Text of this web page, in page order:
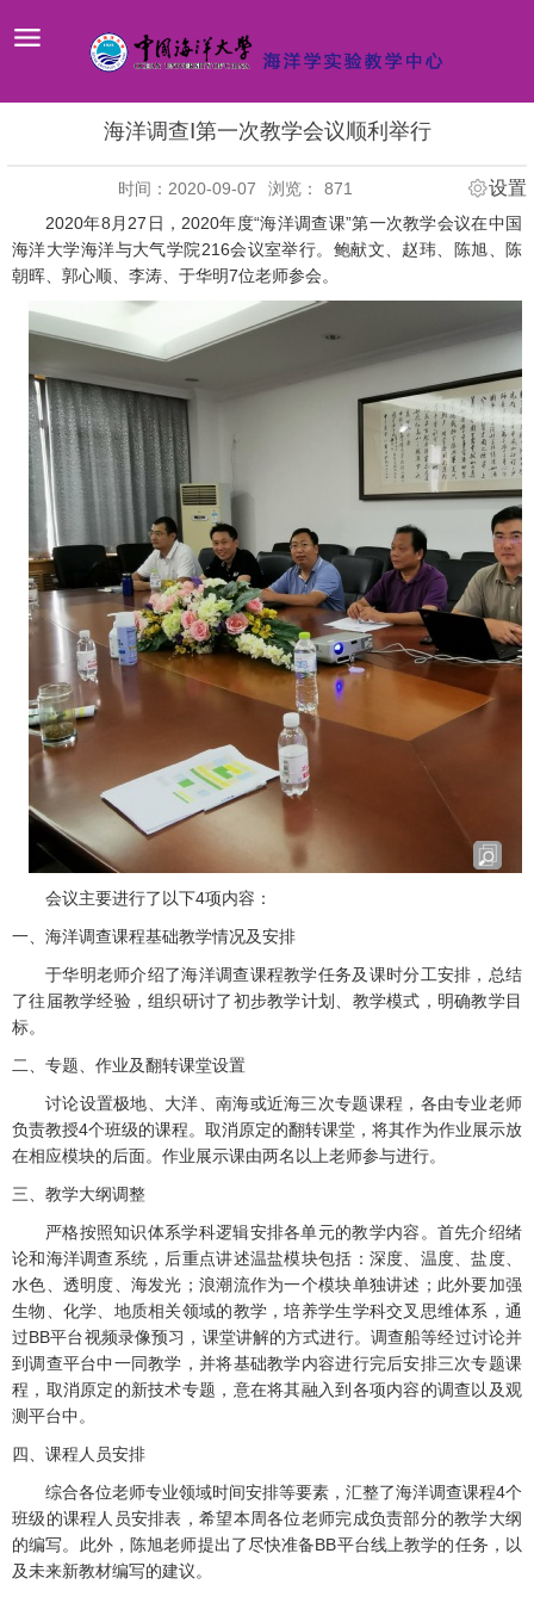
海洋调查Ⅰ第一次教学会议顺利举行
时间：2020-09-07 浏览： 871 设置
2020年8月27日，2020年度“海洋调查课”第一次教学会议在中国
海洋大学海洋与大气学院216会议室举行。鲍献文、赵玮、陈旭、陈
朝晖、郭心顺、李涛、于华明7位老师参会。
会议主要进行了以下4项内容：
一、海洋调查课程基础教学情况及安排
于华明老师介绍了海洋调查课程教学任务及课时分工安排，总结
了往届教学经验，组织研讨了初步教学计划、教学模式，明确教学目
标。
二、专题、作业及翻转课堂设置
讨论设置极地、大洋、南海或近海三次专题课程，各由专业老师
负责教授4个班级的课程。取消原定的翻转课堂，将其作为作业展示放
在相应模块的后面。作业展示课由两名以上老师参与进行。
三、教学大纲调整
严格按照知识体系学科逻辑安排各单元的教学内容。首先介绍绪
论和海洋调查系统，后重点讲述温盐模块包括：深度、温度、盐度、
水色、透明度、海发光；浪潮流作为一个模块单独讲述；此外要加强
生物、化学、地质相关领域的教学，培养学生学科交叉思维体系，通
过BB平台视频录像预习，课堂讲解的方式进行。调查船等经过讨论并
到调查平台中一同教学，并将基础教学内容进行完后安排三次专题课
程，取消原定的新技术专题，意在将其融入到各项内容的调查以及观
测平台中。
四、课程人员安排
综合各位老师专业领域时间安排等要素，汇整了海洋调查课程4个
班级的课程人员安排表，希望本周各位老师完成负责部分的教学大纲
的编写。此外，陈旭老师提出了尽快准备BB平台线上教学的任务，以
及未来新教材编写的建议。